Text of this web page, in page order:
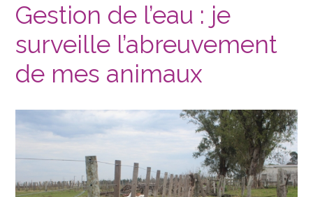
Gestion de l’eau : je
surveille l’abreuvement
de mes animaux